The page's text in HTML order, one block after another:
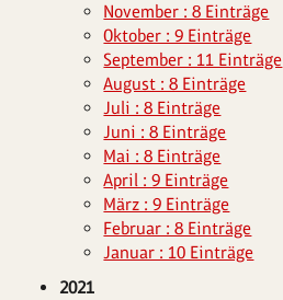
November : 8 Einträge
Oktober : 9 Einträge
September : 11 Einträge
August : 8 Einträge
Juli : 8 Einträge
Juni : 8 Einträge
Mai : 8 Einträge
April : 9 Einträge
März : 9 Einträge
Februar : 8 Einträge
Januar : 10 Einträge
2021